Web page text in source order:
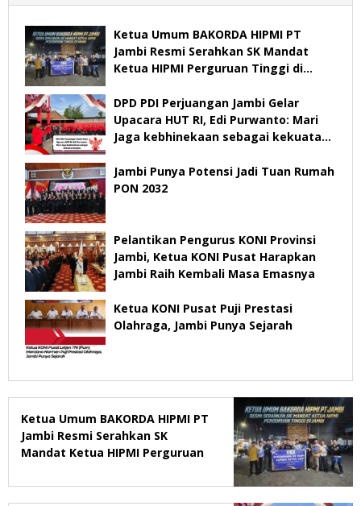
Ketua Umum BAKORDA HIPMI PT
Jambi Resmi Serahkan SK Mandat
Ketua HIPMI Perguruan Tinggi di
DPD PDI Perjuangan Jambi Gelar
Upacara HUT RI, Edi Purwanto: Mari
Jaga kebhinekaan sebagai kekuatan
Jambi Punya Potensi Jadi Tuan Rumah
PON 2032
Pelantikan Pengurus KONI Provinsi
Jambi, Ketua KONI Pusat Harapkan
Jambi Raih Kembali Masa Emasnya
Ketua KONI Pusat Puji Prestasi
Olahraga, Jambi Punya Sejarah
Ketua Umum BAKORDA HIPMI PT
Jambi Resmi Serahkan SK
Mandat Ketua HIPMI Perguruan